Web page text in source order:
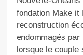
fondation Make it
reconstruction
endommagés par
lorsque le couple